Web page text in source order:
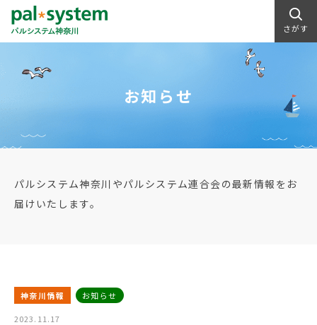
さがす
お知らせ
パルシステム神奈川やパルシステム連合会の最新情報をお
届けいたします。
神奈川情報 お知らせ
2023.11.17